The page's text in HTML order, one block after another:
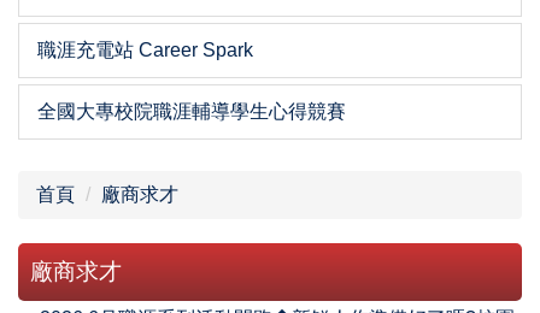
職涯充電站 Career Spark
全國大專校院職涯輔導學生心得競賽
首頁 廠商求才
廠商求才